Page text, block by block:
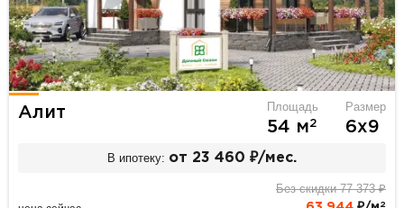
Алит Площадь
54 м2
Размер
6х9
В ипотеку: от 23 460 ₽/мес.
Без скидки 77 373 ₽
2